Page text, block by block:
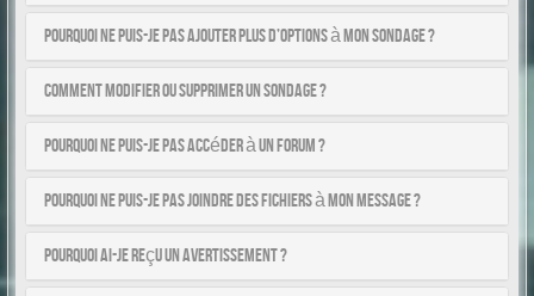
Pourquoi ne puis-je pas ajouter plus d’options à mon sondage ?
Comment modifier ou supprimer un sondage ?
Pourquoi ne puis-je pas accéder à un forum ?
Pourquoi ne puis-je pas joindre des fichiers à mon message ?
Pourquoi ai-je reçu un avertissement ?